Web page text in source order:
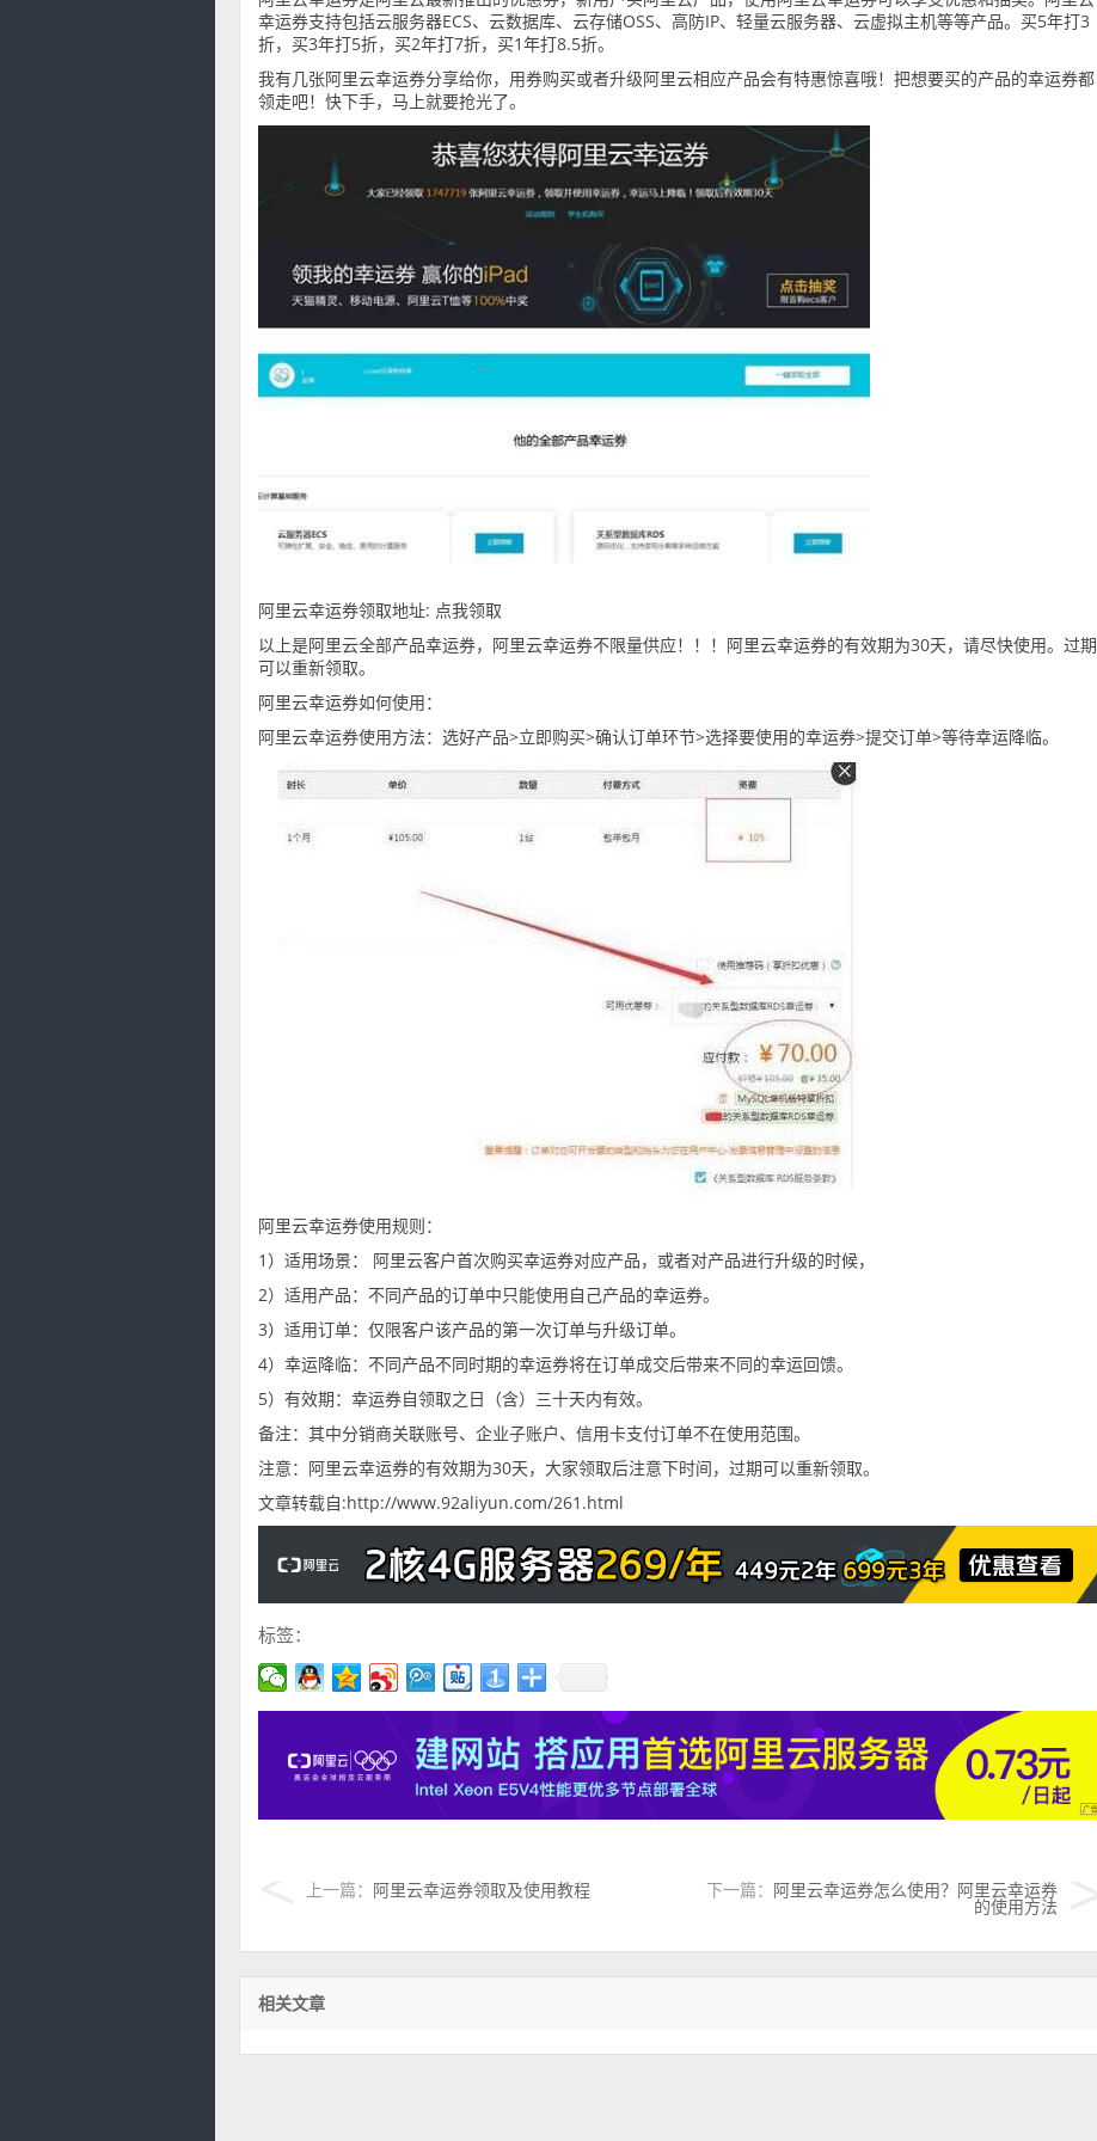
幸运券支持包括云服务器ECS、云数据库、云存储OSS、高防IP、轻量云服务器、云虚拟主机等等产品。买5年打3
折，买3年打5折，买2年打7折，买1年打8.5折。
我有几张阿里云幸运券分享给你，用券购买或者升级阿里云相应产品会有特惠惊喜哦！把想要买的产品的幸运券都
领走吧！快下手，马上就要抢光了。
阿里云幸运券领取地址: 点我领取
以上是阿里云全部产品幸运券，阿里云幸运券不限量供应！！！阿里云幸运券的有效期为30天，请尽快使用。过期
可以重新领取。
阿里云幸运券如何使用：
阿里云幸运券使用方法：选好产品>立即购买>确认订单环节>选择要使用的幸运券>提交订单>等待幸运降临。
阿里云幸运券使用规则：
1）适用场景： 阿里云客户首次购买幸运券对应产品，或者对产品进行升级的时候，
2）适用产品：不同产品的订单中只能使用自己产品的幸运券。
3）适用订单：仅限客户该产品的第一次订单与升级订单。
4）幸运降临：不同产品不同时期的幸运券将在订单成交后带来不同的幸运回馈。
5）有效期：幸运券自领取之日（含）三十天内有效。
备注：其中分销商关联账号、企业子账户、信用卡支付订单不在使用范围。
注意：阿里云幸运券的有效期为30天，大家领取后注意下时间，过期可以重新领取。
文章转载自:http://www.92aliyun.com/261.html
标签：
上一篇： 阿里云幸运券领取及使用教程 下一篇： 阿里云幸运券怎么使用？阿里云幸运券
的使用方法
相关文章